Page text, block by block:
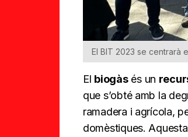
El BIT 2023 se centrarà
El biogàsés un
que s’obté amb la
ramadera i agrícola,
domèstiques.